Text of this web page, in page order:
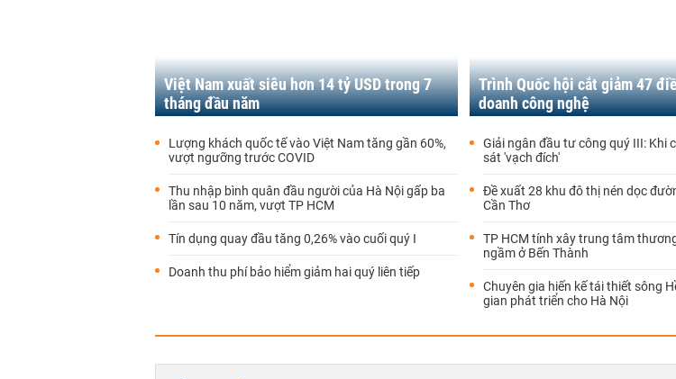
Việt Nam xuất siêu hơn 14 tỷ USD trong 7
tháng đầu năm
Lượng khách quốc tế vào Việt Nam tăng gần 60%,
vượt ngưỡng trước COVID
Thu nhập bình quân đầu người của Hà Nội gấp ba
lần sau 10 năm, vượt TP HCM
Tín dụng quay đầu tăng 0,26% vào cuối quý I
Doanh thu phí bảo hiểm giảm hai quý liên tiếp
Trình Quốc hội cắt giảm 47
doanh công nghệ
Giải ngân đầu tư công quý III: Khi
sát 'vạch đích'
Đề xuất 28 khu đô thị nén dọc
Cần Thơ
TP HCM tính xây trung tâm
ngầm ở Bến Thành
Chuyên gia hiến kế tái thiết sông
gian phát triển cho Hà Nội